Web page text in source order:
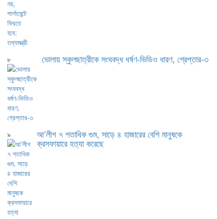
৮ ভোলায় স্কুলছাত্রীকে সংঘবদ্ধ ধর্ষণ-ভিডিও ধারণ, গ্রেপ্তার-৩
৯ আ’লীগ ৭ শতাধিক গুম, সাড়ে ৪ হাজারের বেশি মানুষকে
ক্রসফায়ারে হত্যা করেছে